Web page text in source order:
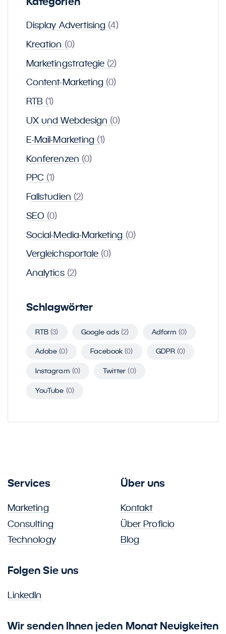
Display Advertising (4)
Kreation (0)
Marketingstrategie (2)
Content-Marketing (0)
RTB (1)
UX und Webdesign (0)
E-Mail-Marketing (1)
Konferenzen (0)
PPC (1)
Fallstudien (2)
SEO (0)
Social-Media-Marketing (0)
Vergleichsportale (0)
Analytics (2)
Schlagwörter
RTB(3) Google ads(2) Adform (0)
Adobe(0) Facebook(0) GDPR (0)
Instagram (0) Twitter(0)
YouTube (0)
Services
Marketing
Consulting
Technology
Über uns
Kontakt
Über Proficio
Blog
Folgen Sie uns
LinkedIn
Wir senden Ihnen jeden Monat Neuigkeiten